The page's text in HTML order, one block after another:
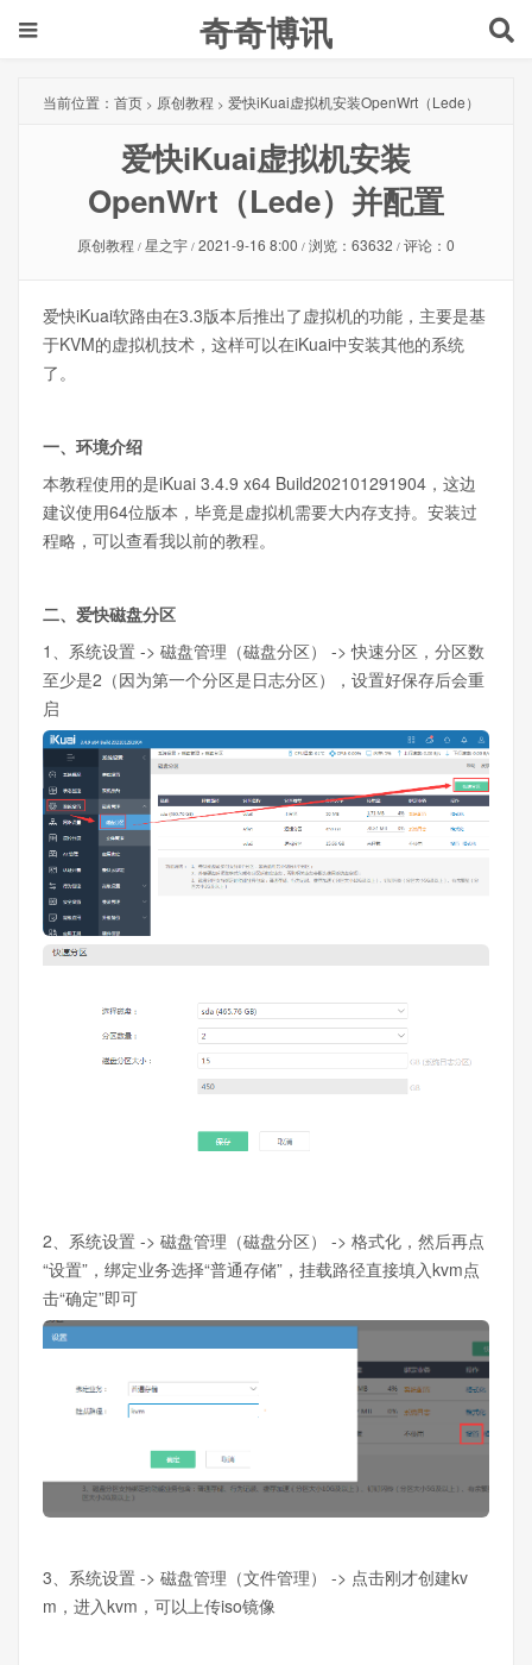
奇奇博讯
当前位置： 首页 > 原创教程 > 爱快iKuai虚拟机安装OpenWrt（Lede）
爱快iKuai虚拟机安装
OpenWrt（Lede）并配置
原创教程 / 星之宇 / 2021-9-16 8:00 / 浏览：63632 / 评论：0
爱快iKuai软路由在3.3版本后推出了虚拟机的功能，主要是基
于KVM的虚拟机技术，这样可以在iKuai中安装其他的系统
了。
一、环境介绍
本教程使用的是iKuai 3.4.9 x64 Build202101291904，这边
建议使用64位版本，毕竟是虚拟机需要大内存支持。安装过
程略，可以查看我以前的教程。
二、爱快磁盘分区
1、系统设置 -> 磁盘管理（磁盘分区） -> 快速分区，分区数
至少是2（因为第一个分区是日志分区），设置好保存后会重
启
2、系统设置 -> 磁盘管理（磁盘分区） -> 格式化，然后再点
“设置”，绑定业务选择“普通存储”，挂载路径直接填入kvm点
击“确定”即可
3、系统设置 -> 磁盘管理（文件管理） -> 点击刚才创建kv
m，进入kvm，可以上传iso镜像